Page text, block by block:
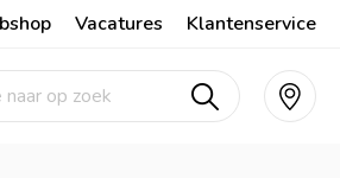
Vacatures Klantenservice